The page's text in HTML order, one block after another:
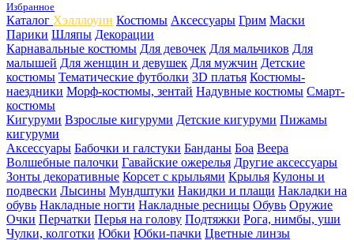
Избранное
Каталог Хэлллоуин Костюмы Аксессуары Грим Маски
Парики Шляпы Декорации
Карнавальные костюмы Для девочек Для мальчиков Для
малышей Для женщин и девушек Для мужчин Детские
костюмы Тематические футболки 3D платья Костюмы-
наездники Морф-костюмы, зентай Надувные костюмы Смарт-
костюмы
Кигуруми Взрослые кигуруми Детские кигуруми Пижамы
кигуруми
Аксессуары Бабочки и галстуки Банданы Боа Веера
Волшебные палочки Гавайские ожерелья Другие аксессуары
Зонты декоративные Корсет с крыльями Крылья Кулоны и
подвески Лысины Мундштуки Накидки и плащи Накладки на
обувь Накладные ногти Накладные ресницы Обувь Оружие
Очки Перчатки Перья на голову Подтяжки Рога, нимбы, уши
Чулки, колготки Юбки Юбки-пачки Цветные линзы